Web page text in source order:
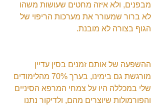
מבפנים, ולא איזה מחטים שעושות משהו
לא ברור שמעורר את מערכות הריפוי של
הגוף בצורה לא מובנת.
ההשפעה של אותם זמנים בסין עדיין
מורגשת גם בימינו, בערך 70% מהלימודים
שלי במכללה היו על צמחי המרפא הסיניים
והפורמולות שיוצרים מהם, ולדיקור נתנו